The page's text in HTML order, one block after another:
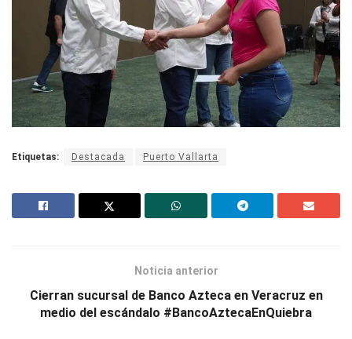
Etiquetas: Destacada Puerto Vallarta
Noticia anterior
Cierran sucursal de Banco Azteca en Veracruz en
medio del escándalo #BancoAztecaEnQuiebra